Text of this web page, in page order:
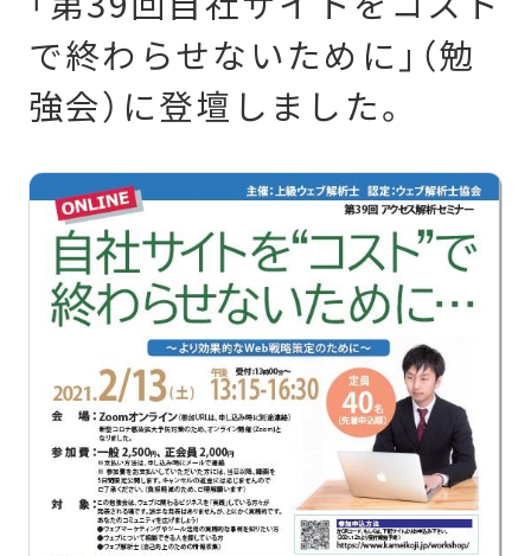
事業伴走
デジタル広告運用
アクセス解析・サイト改善
ウェブサイト・LP制作
デジタルマーケティング研修
で終わらせないために」（勉
強会）に登壇しました。